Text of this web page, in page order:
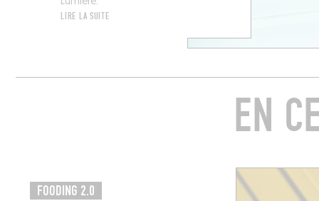
LIRE LA SUITE
EN
FOODING 2.0